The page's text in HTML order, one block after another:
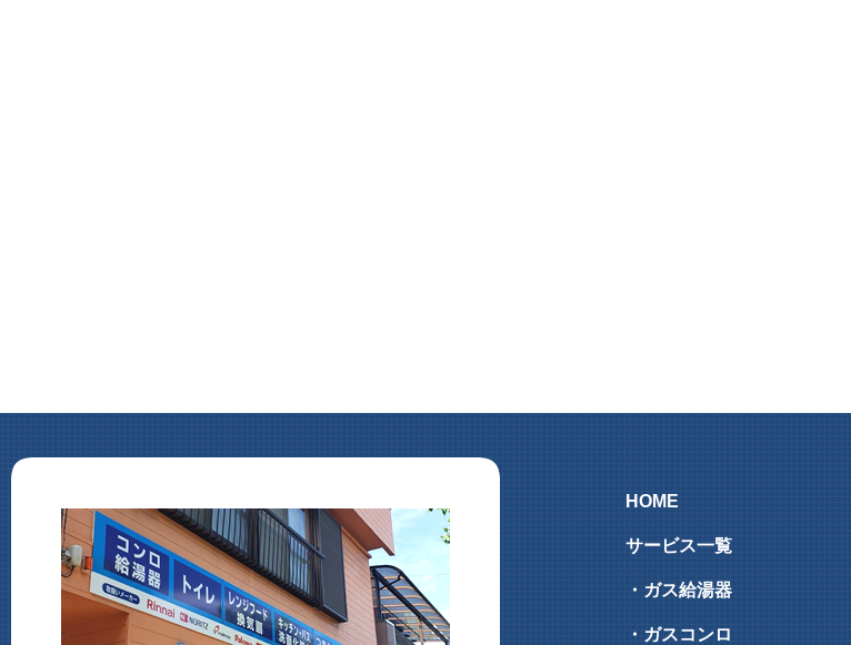
HOME
サービス一覧
・ガス給湯器
・ガスコンロ